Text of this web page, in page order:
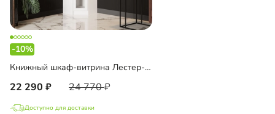
-10%
Книжный шкаф-витрина Лестер-9-600 угловой
22 290 24 770
Доступно для доставки